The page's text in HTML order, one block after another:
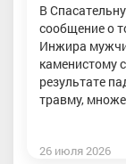
В
сообщение о
Инжира
каменистому
результате
травму,
26 июля 2026